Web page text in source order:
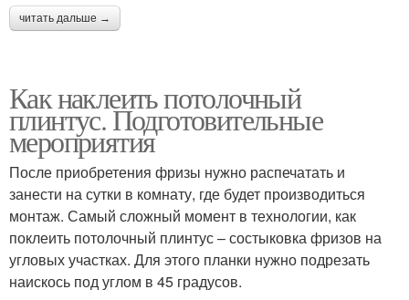
читать дальше →
Как наклеить потолочный
плинтус. Подготовительные
мероприятия
После приобретения фризы нужно распечатать и
занести на сутки в комнату, где будет производиться
монтаж. Самый сложный момент в технологии, как
поклеить потолочный плинтус – состыковка фризов на
угловых участках. Для этого планки нужно подрезать
наискось под углом в 45 градусов.